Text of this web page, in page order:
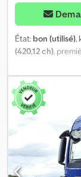
État: bon (utilisé),
(420,12 ch),
d'essieux:4x2,
retardeur
type d'engrenage:
d'émission:
Euro 6
largeur totale: 2
construction:
stationnement,
régulateur de